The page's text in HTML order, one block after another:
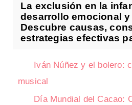
La exclusión en la
desarrollo emocional
Descubre causas,
estrategias efectivas
Iván Núñez y el bolero:
musical
Día Mundial del Cacao: